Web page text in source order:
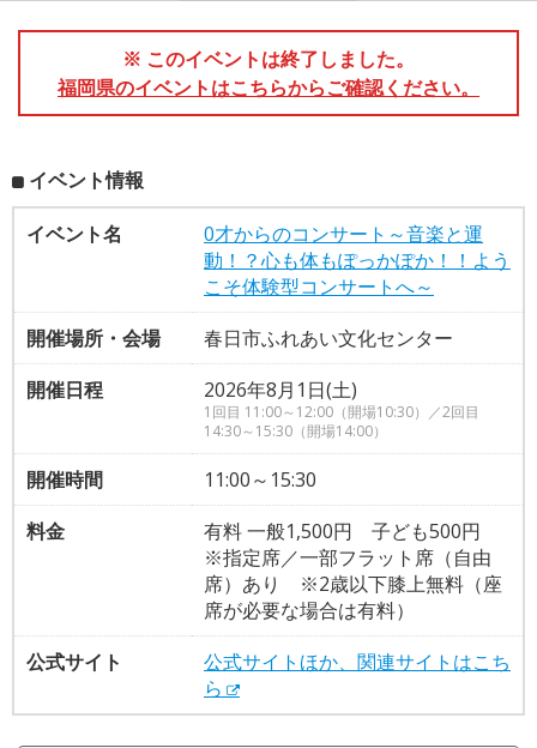
※ このイベントは終了しました。
福岡県のイベントはこちらからご確認ください。
イベント情報
イベント名
0才からのコンサート～音楽と運
動！？心も体もぽっかぽか！！よう
こそ体験型コンサートへ～
開催場所・会場
春日市ふれあい文化センター
開催日程
2026年8月1日(土)
1回目 11:00～12:00（開場10:30）／2回目
14:30～15:30（開場14:00）
開催時間
11:00～15:30
料金
有料 一般1,500円 子ども500円
※指定席／一部フラット席（自由
席）あり ※2歳以下膝上無料（座
席が必要な場合は有料）
公式サイト
公式サイトほか、関連サイトはこち
ら